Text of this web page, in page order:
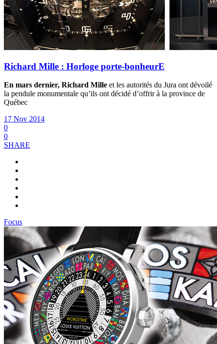
Richard Mille : Horloge porte-bonheurE
En mars dernier, Richard Mille et les autorités du Jura ont dévoilé
la pendule monumentale qu’ils ont décidé d’offrir à la province de
Québec
17 Nov 2014
0
0
SHARE
Focus